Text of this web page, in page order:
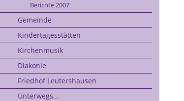
Berichte 2007
Gemeinde
Kindertagesstätten
Kirchenmusik
Diakonie
Friedhof Leutershausen
Unterwegs...